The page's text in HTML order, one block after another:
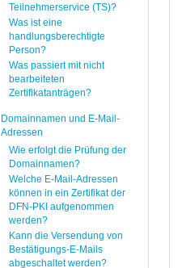
Teilnehmerservice (TS)?
Was ist eine
handlungsberechtigte
Person?
Was passiert mit nicht
bearbeiteten
Zertifikatanträgen?
Domainnamen und E-Mail-
Adressen
Wie erfolgt die Prüfung der
Domainnamen?
Welche E-Mail-Adressen
können in ein Zertifikat der
DFN-PKI aufgenommen
werden?
Kann die Versendung von
Bestätigungs-E-Mails
abgeschaltet werden?